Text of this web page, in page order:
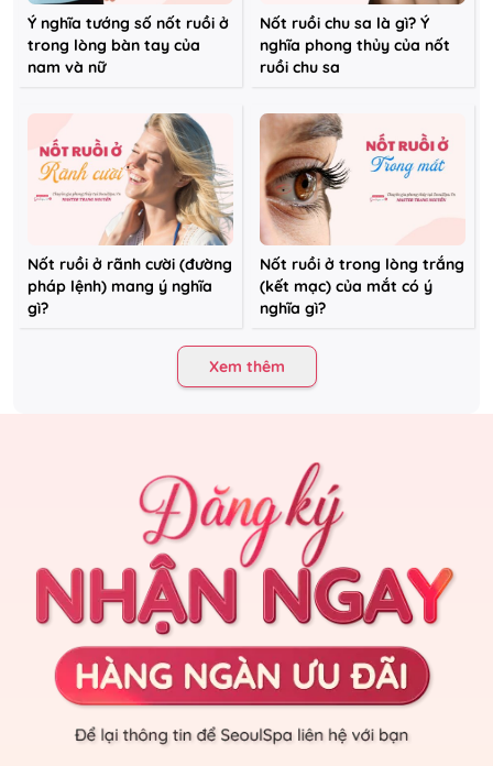
Ý nghĩa tướng số nốt ruồi ở
trong lòng bàn tay của
nam và nữ
Nốt ruồi chu sa là gì? Ý
nghĩa phong thủy của nốt
ruồi chu sa
Nốt ruồi ở rãnh cười (đường
pháp lệnh) mang ý nghĩa
gì?
Nốt ruồi ở trong lòng trắng
(kết mạc) của mắt có ý
nghĩa gì?
Xem thêm